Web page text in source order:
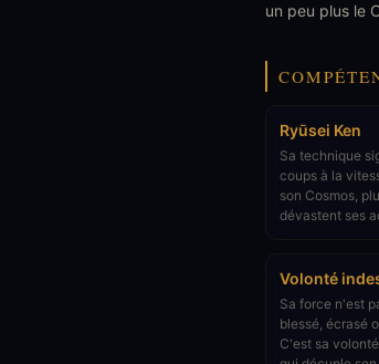
un peu plus le
Ryūsei Ken
Sa technique
coups à la
son Cosmos,
dévastent ses
Volonté
Sa force n'est
blessé, écrasé
C'est sa